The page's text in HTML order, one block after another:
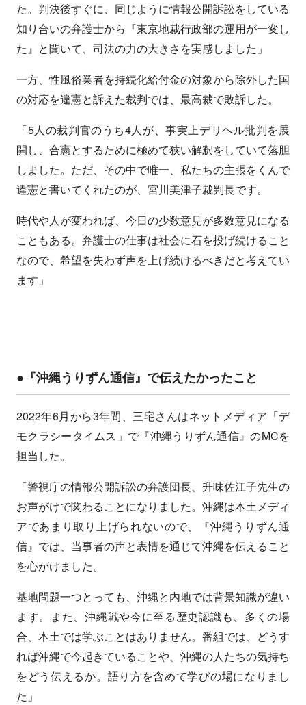
た。判決後すぐに、同じように情報公開訴訟をしている
知り合いの弁護士から『東京地裁行政部の運用が一変し
た』と聞いて、司法の力の大きさを実感しました」
一方、性風俗業者を持続化給付金の対象から除外した国
の対応を違憲と訴えた裁判では、最高裁で敗訴した。
「5人の裁判官のうち4人が、事実上デリヘル批判を展
開し、合憲とするために極めて狭い解釈をしていて落胆
しました。ただ、その中で唯一、私たちの主張をくんで
違憲と書いてくれたのが、宮川美津子裁判長です。
時代や人が変われば、今日の少数意見が多数意見になる
こともある。弁護士の仕事は社会に石を投げ続けること
なので、希望を失わず声を上げ続けるべきだと考えてい
ます」
●『沖縄うりずん通信』で伝えたかったこと
2022年6月から3年間、三宅さんはネットメディア「デ
モクラシータイムス」で『沖縄うりずん通信』のMCを
担当した。
「警視庁の情報公開訴訟の弁護団長、升味佐江子先生の
お声がけで関わることになりました。沖縄は本土メディ
アであまり取り上げられないので、『沖縄うりずん通
信』では、当事者の声と表情を通じて沖縄を伝えること
を心がけました。
基地問題一つとっても、沖縄と内地では背景知識が違い
ます。また、沖縄戦や今に至る歴史認識も、多くの場
合、本土では学ぶことはありません。番組では、どうす
れば沖縄で今起きていることや、沖縄の人たちの気持ち
をどう伝えるか。語り方を含めて学びの場になりまし
た」